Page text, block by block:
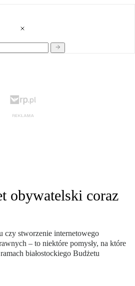
obywatelski coraz
czy stworzenie internetowego
– to niektóre pomysły, na które
białostockiego Budżetu